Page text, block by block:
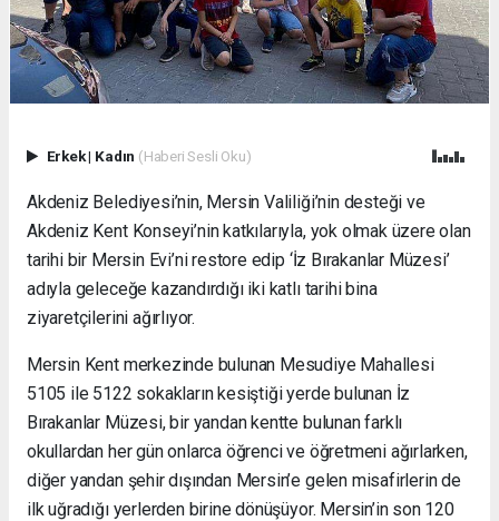
Erkek| Kadın (Haberi Sesli Oku)
Akdeniz Belediyesi’nin, Mersin Valiliği’nin desteği ve
Akdeniz Kent Konseyi’nin katkılarıyla, yok olmak üzere olan
tarihi bir Mersin Evi’ni restore edip ‘İz Bırakanlar Müzesi’
adıyla geleceğe kazandırdığı iki katlı tarihi bina
ziyaretçilerini ağırlıyor.
Mersin Kent merkezinde bulunan Mesudiye Mahallesi
5105 ile 5122 sokakların kesiştiği yerde bulunan İz
Bırakanlar Müzesi, bir yandan kentte bulunan farklı
okullardan her gün onlarca öğrenci ve öğretmeni ağırlarken,
diğer yandan şehir dışından Mersin’e gelen misafirlerin de
ilk uğradığı yerlerden birine dönüşüyor. Mersin’in son 120